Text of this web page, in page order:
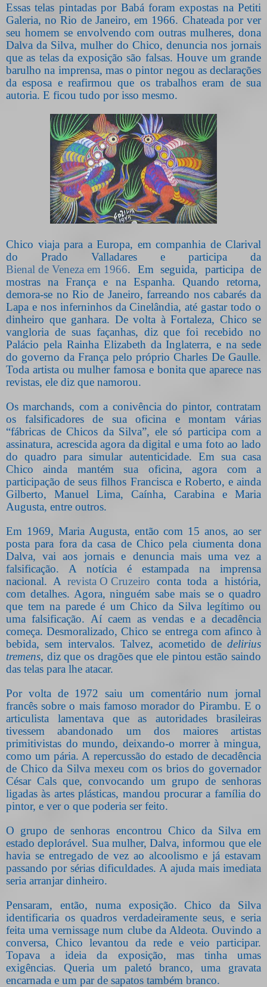
Essas telas pintadas por Babá foram expostas na Petiti
Galeria, no Rio de Janeiro, em 1966. Chateada por ver
seu homem se envolvendo com outras mulheres, dona
Dalva da Silva, mulher do Chico, denuncia nos jornais
que as telas da exposição são falsas. Houve um grande
barulho na imprensa, mas o pintor negou as declarações
da esposa e reafirmou que os trabalhos eram de sua
autoria. E ficou tudo por isso mesmo.
Chico viaja para a Europa, em companhia de Clarival
do Prado Valladares e participa da
Bienal de Veneza em 1966. Em seguida, participa de
mostras na França e na Espanha. Quando retorna,
demora-se no Rio de Janeiro, farreando nos cabarés da
Lapa e nos inferninhos da Cinelândia, até gastar todo o
dinheiro que ganhara. De volta à Fortaleza, Chico se
vangloria de suas façanhas, diz que foi recebido no
Palácio pela Rainha Elizabeth da Inglaterra, e na sede
do governo da França pelo próprio Charles De Gaulle.
Toda artista ou mulher famosa e bonita que aparece nas
revistas, ele diz que namorou.
Os marchands, com a conivência do pintor, contratam
os falsificadores de sua oficina e montam várias
“fábricas de Chicos da Silva”, ele só participa com a
assinatura, acrescida agora da digital e uma foto ao lado
do quadro para simular autenticidade. Em sua casa
Chico ainda mantém sua oficina, agora com a
participação de seus filhos Francisca e Roberto, e ainda
Gilberto, Manuel Lima, Caínha, Carabina e Maria
Augusta, entre outros.
Em 1969, Maria Augusta, então com 15 anos, ao ser
posta para fora da casa de Chico pela ciumenta dona
Dalva, vai aos jornais e denuncia mais uma vez a
falsificação. A notícia é estampada na imprensa
nacional. A revista O Cruzeiro conta toda a história,
com detalhes. Agora, ninguém sabe mais se o quadro
que tem na parede é um Chico da Silva legítimo ou
uma falsificação. Aí caem as vendas e a decadência
começa. Desmoralizado, Chico se entrega com afinco à
bebida, sem intervalos. Talvez, acometido de delirius
tremens, diz que os dragões que ele pintou estão saindo
das telas para lhe atacar.
Por volta de 1972 saiu um comentário num jornal
francês sobre o mais famoso morador do Pirambu. E o
articulista lamentava que as autoridades brasileiras
tivessem abandonado um dos maiores artistas
primitivistas do mundo, deixando-o morrer à mingua,
como um pária. A repercussão do estado de decadência
de Chico da Silva mexeu com os brios do governador
César Cals que, convocando um grupo de senhoras
ligadas às artes plásticas, mandou procurar a família do
pintor, e ver o que poderia ser feito.
O grupo de senhoras encontrou Chico da Silva em
estado deplorável. Sua mulher, Dalva, informou que ele
havia se entregado de vez ao alcoolismo e já estavam
passando por sérias dificuldades. A ajuda mais imediata
seria arranjar dinheiro.
Pensaram, então, numa exposição. Chico da Silva
identificaria os quadros verdadeiramente seus, e seria
feita uma vernissage num clube da Aldeota. Ouvindo a
conversa, Chico levantou da rede e veio participar.
Topava a ideia da exposição, mas tinha umas
exigências. Queria um paletó branco, uma gravata
encarnada e um par de sapatos também branco.